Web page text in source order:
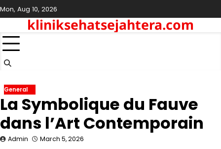
Skip
to
content
Mon, Aug 10, 2026
kliniksehatsejahtera.com
General
La Symbolique du Fauve
dans l’Art Contemporain
Admin March 5, 2026